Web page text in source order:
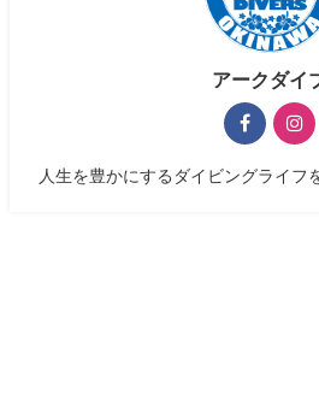
アークダイ
人生を豊かにするダイビングライフ